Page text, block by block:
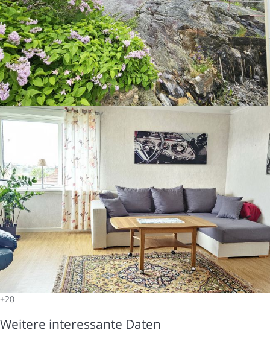
+20
Weitere interessante Daten